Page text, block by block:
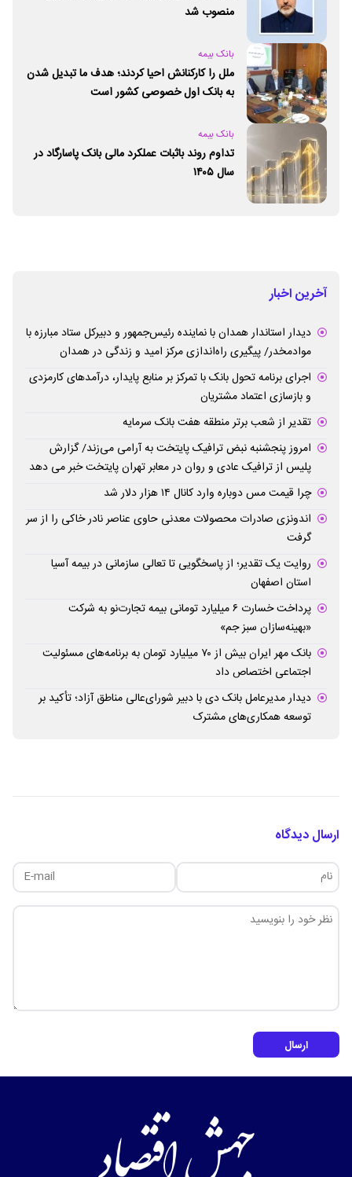
منصوب شد
بانک بیمه
ملل را کارکنانش احیا کردند؛ هدف ما تبدیل شدن
به بانک اول خصوصی کشور است
بانک بیمه
تداوم روند باثبات عملکرد مالی بانک پاسارگاد در
سال ۱۴۰۵
آخرین اخبار
دیدار استاندار همدان با نماینده رئیس‌جمهور و دبیرکل ستاد مبارزه با
موادمخدر/ پیگیری راه‌اندازی مرکز امید و زندگی در همدان
اجرای برنامه تحول بانک با تمرکز بر منابع پایدار، درآمدهای کارمزدی
و بازسازی اعتماد مشتریان
تقدیر از شعب برتر منطقه هفت بانک سرمایه
امروز پنجشنبه نبض ترافیک پایتخت به آرامی می‌زند/ گزارش
پلیس از ترافیک عادی و روان در معابر تهران پایتخت خبر می دهد
چرا قیمت مس دوباره وارد کانال ۱۴ هزار دلار شد
اندونزی صادرات محصولات معدنی حاوی عناصر نادر خاکی را از سر
گرفت
روایت یک تقدیر؛ از پاسخگویی تا تعالی سازمانی در بیمه آسیا
استان اصفهان
پرداخت خسارت ۶ میلیارد تومانی بیمه تجارت‌نو به شرکت
«بهینه‌سازان سبز جم»
بانک مهر ایران بیش از ۷۰ میلیارد تومان به برنامه‌های مسئولیت
اجتماعی اختصاص داد
دیدار مدیرعامل بانک دی با دبیر شورای‌عالی مناطق آزاد؛ تأکید بر
توسعه همکاری‌های مشترک
ارسال دیدگاه
ارسال